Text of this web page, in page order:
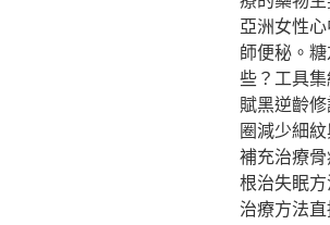
亞洲女性
師便秘。
些？工具
賦黑逆齡
圈減少細
補充治療
根治失眠
治療方法